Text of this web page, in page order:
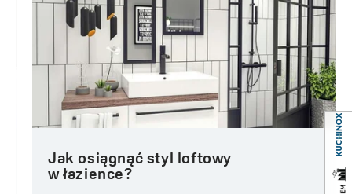
Jak osiągnąć styl loftowy
w łazience?